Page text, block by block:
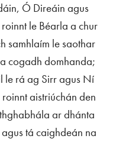
Ó Direáin agus
le Béarla a chur
samhlaím le saothar
cogadh domhanda;
le rá ag Sirr agus Ní
aistriúchán den
ar dhánta
tá caighdeán na